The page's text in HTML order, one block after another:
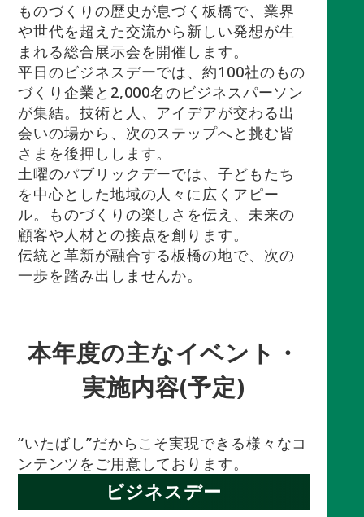
ものづくりの歴史が息づく板橋で、業界
や世代を超えた交流から新しい発想が生
まれる総合展示会を開催します。
平日のビジネスデーでは、約100社のもの
づくり企業と2,000名のビジネスパーソン
が集結。技術と人、アイデアが交わる出
会いの場から、次のステップへと挑む皆
さまを後押しします。
土曜のパブリックデーでは、子どもたち
を中心とした地域の人々に広くアピー
ル。ものづくりの楽しさを伝え、未来の
顧客や人材との接点を創ります。
伝統と革新が融合する板橋の地で、次の
一歩を踏み出しませんか。
本年度の主なイベント・
実施内容(予定)
“いたばし”だからこそ実現できる様々なコ
ンテンツをご用意しております。
ビジネスデー